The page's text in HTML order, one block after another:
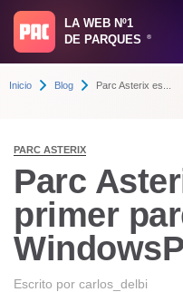
LA WEB Nº1
DE PARQUES
®
Inicio Blog Parc Asterix es...
PARC ASTERIX
Parc
primer
Escrito por carlos_delbi